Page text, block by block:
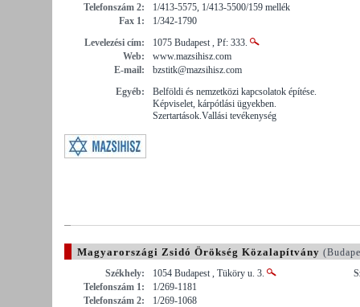
Telefonszám 2:
1/413-5575, 1/413-5500/159 mellék
Fax 1:
1/342-1790
Levelezési cím:
1075 Budapest , Pf: 333.
Web:
www.mazsihisz.com
E-mail:
bzstitk@mazsihisz.com
Egyéb:
Belföldi és nemzetközi kapcsolatok építése.
Képviselet, kárpótlási ügyekben.
Szertartások.Vallási tevékenység
Magyarországi Zsidó Örökség Közalapítvány
Székhely:
1054 Budapest , Tüköry u. 3.
Telefonszám 1:
1/269-1181
Telefonszám 2:
1/269-1068